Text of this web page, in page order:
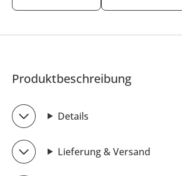
Produktbeschreibung
Details
Lieferung & Versand